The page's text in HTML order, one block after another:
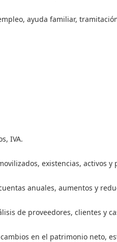
ayuda familiar,
IVA.
existencias, activos y
anuales, aumentos y
de proveedores, clientes y
en el patrimonio neto,